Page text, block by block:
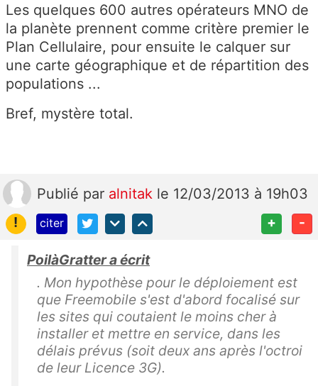
Les quelques 600 autres opérateurs MNO de
la planète prennent comme critère premier le
Plan Cellulaire, pour ensuite le calquer sur
une carte géographique et de répartition des
populations ...
Bref, mystère total.
Publié par alnitak le 12/03/2013 à 19h03
!
citer + -
PoilàGratter a écrit
. Mon hypothèse pour le déploiement est
que Freemobile s'est d'abord focalisé sur
les sites qui coutaient le moins cher à
installer et mettre en service, dans les
délais prévus (soit deux ans après l'octroi
de leur Licence 3G).